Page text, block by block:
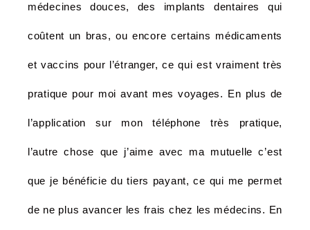
médecines douces, des implants dentaires qui
coûtent un bras, ou encore certains médicaments
et vaccins pour l’étranger, ce qui est vraiment très
pratique pour moi avant mes voyages. En plus de
l’application sur mon téléphone très pratique,
l’autre chose que j’aime avec ma mutuelle c’est
que je bénéficie du tiers payant, ce qui me permet
de ne plus avancer les frais chez les médecins. En